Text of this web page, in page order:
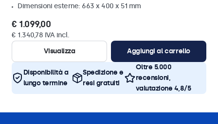
Dimensioni esterne: 663 x 400 x 51 mm
€ 1.099,00
€ 1.340,78 IVA incl.
Visualizza
Aggiungi al carrello
Disponibilità a
lungo termine
Spedizione e
resi gratuiti
Oltre 5.000
recensioni,
valutazione 4,8/5